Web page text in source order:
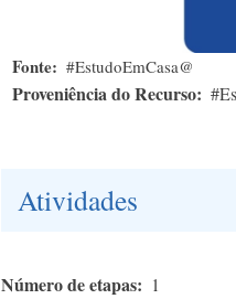
Fonte #EstudoEmCasa@
Proveniência do Recurso
Atividades
Número de etapas 1